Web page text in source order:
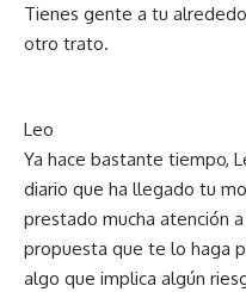
Tienes gente a tu
otro trato.
Leo
Ya hace bastante tiempo,
diario que ha llegado tu
prestado mucha atención
propuesta que te lo haga
algo que implica algún